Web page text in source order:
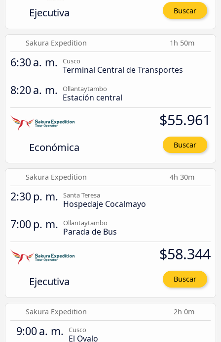
Ejecutiva Buscar
Sakura Expedition 1h 50m
6:30 a. m. Cusco
Terminal Central de Transportes
8:20 a. m. Ollantaytambo
Estación central
Económica
$55.961
Buscar
Sakura Expedition 4h 30m
2:30 p. m. Santa Teresa
Hospedaje Cocalmayo
7:00 p. m. Ollantaytambo
Parada de Bus
Ejecutiva
$58.344
Buscar
Sakura Expedition 2h 0m
9:00 a. m. Cusco
El Ovalo